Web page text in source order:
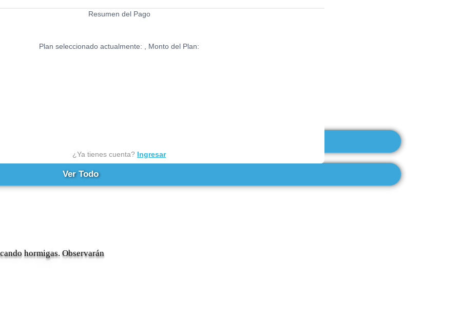
Resumen del Pago
Plan seleccionado actualmente: , Monto del Plan:
¿Ya tienes cuenta? Ingresar
hormigas. Observarán